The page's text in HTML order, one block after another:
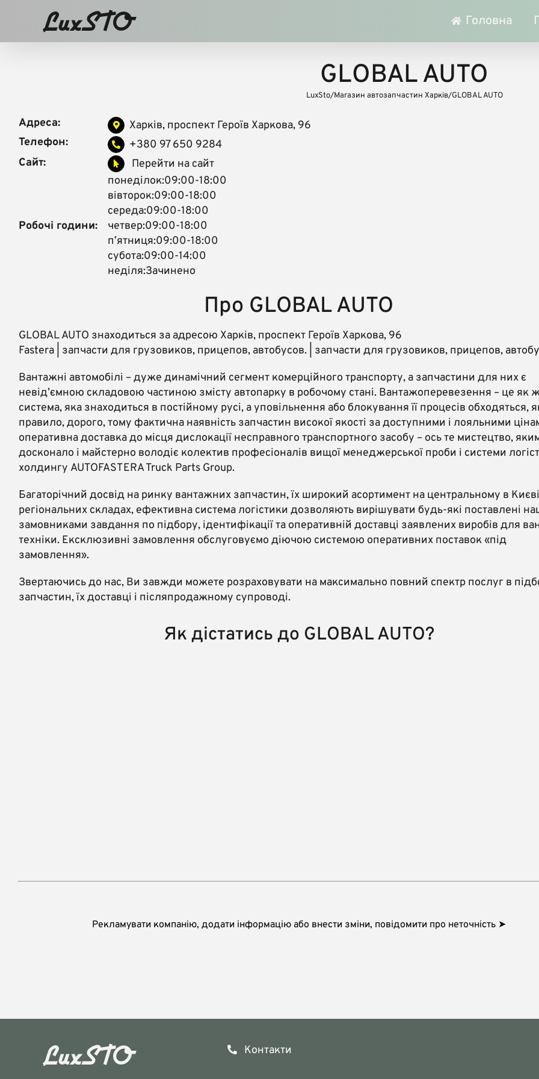
Головна
GLOBAL AUTO
LuxSto/Магазин автозапчастин Харків/GLOBAL AUTO
Адреса:
Харків, проспект Героїв Харкова, 96
Телефон:
+380 97 650 9284
Сайт:
Перейти на сайт
Робочі години:
понеділок:09:00-18:00
вівторок:09:00-18:00
середа:09:00-18:00
четвер:09:00-18:00
пʼятниця:09:00-18:00
субота:09:00-14:00
неділя:Зачинено
Про GLOBAL AUTO
GLOBAL AUTO знаходиться за адресою Харків, проспект Героїв Харкова, 96
Fastera | запчасти для грузовиков, прицепов, автобусов. | запчасти для грузовиков, прицепов,
Вантажні автомобілі – дуже динамічний сегмент комерційного транспорту, а запчастини для них є
невід’ємною складовою частиною змісту автопарку в робочому стані. Вантажоперевезення – це як
система, яка знаходиться в постійному русі, а уповільнення або блокування її процесів обходяться,
правило, дорого, тому фактична наявність запчастин високої якості за доступними і лояльними
оперативна доставка до місця дислокації несправного транспортного засобу – ось те мистецтво,
досконало і майстерно володіє колектив професіоналів вищої менеджерської проби і системи
холдингу AUTOFASTERA Truck Parts Group.
Багаторічний досвід на ринку вантажних запчастин, їх широкий асортимент на центральному в Києві
регіональних складах, ефективна система логістики дозволяють вирішувати будь-які поставлені
замовниками завдання по підбору, ідентифікації та оперативній доставці заявлених виробів для
техніки. Ексклюзивні замовлення обслуговуємо діючою системою оперативних поставок «під
замовлення».
Звертаючись до нас, Ви завжди можете розраховувати на максимально повний спектр послуг в
запчастин, їх доставці і післяпродажному супроводі.
Як дістатись до GLOBAL AUTO?
Рекламувати компанію, додати інформацію або внести зміни, повідомити про неточність ➤
Контакти